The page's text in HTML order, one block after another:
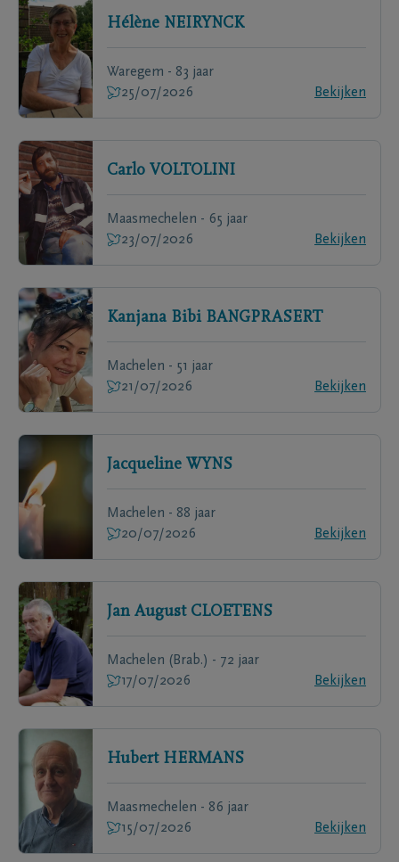
Hélène NEIRYNCK
Waregem - 83 jaar
25/07/2026
Bekijken
Carlo VOLTOLINI
Maasmechelen - 65 jaar
23/07/2026
Bekijken
Kanjana Bibi BANGPRASERT
Machelen - 51 jaar
21/07/2026
Bekijken
Jacqueline WYNS
Machelen - 88 jaar
20/07/2026
Bekijken
Jan August CLOETENS
Machelen (Brab.) - 72 jaar
17/07/2026
Bekijken
Hubert HERMANS
Maasmechelen - 86 jaar
15/07/2026
Bekijken